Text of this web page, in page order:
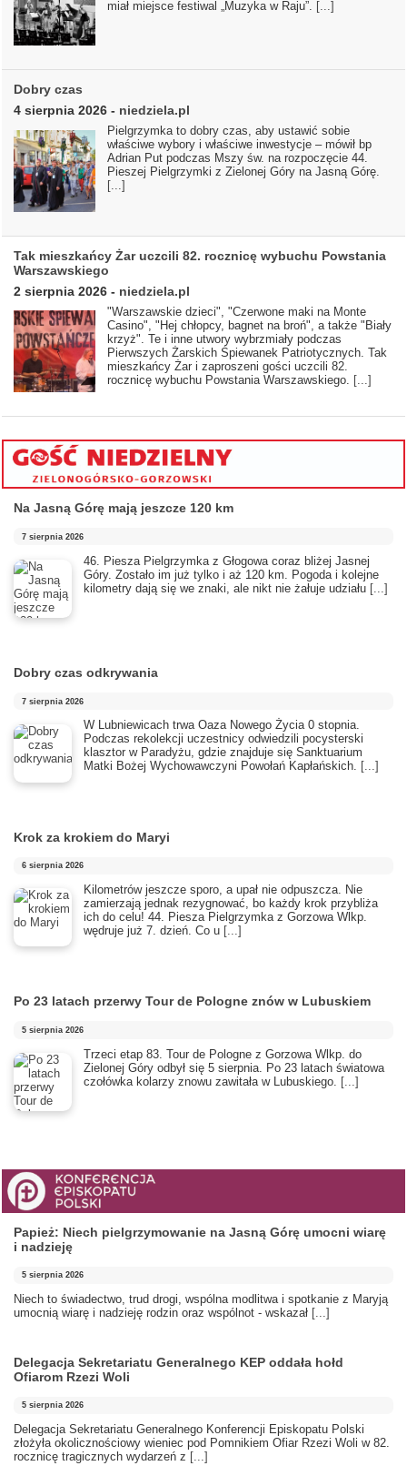
miał miejsce festiwal „Muzyka w Raju”. [...]
Dobry czas
4 sierpnia 2026 - niedziela.pl
Pielgrzymka to dobry czas, aby ustawić sobie
właściwe wybory i właściwe inwestycje – mówił bp
Adrian Put podczas Mszy św. na rozpoczęcie 44.
Pieszej Pielgrzymki z Zielonej Góry na Jasną Górę.
[...]
Tak mieszkańcy Żar uczcili 82. rocznicę wybuchu Powstania
Warszawskiego
2 sierpnia 2026 - niedziela.pl
"Warszawskie dzieci", "Czerwone maki na Monte
Casino", "Hej chłopcy, bagnet na broń", a także "Biały
krzyż". Te i inne utwory wybrzmiały podczas
Pierwszych Żarskich Śpiewanek Patriotycznych. Tak
mieszkańcy Żar i zaproszeni gości uczcili 82.
rocznicę wybuchu Powstania Warszawskiego. [...]
Na Jasną Górę mają jeszcze 120 km
7 sierpnia 2026
46. Piesza Pielgrzymka z Głogowa coraz bliżej Jasnej
Góry. Zostało im już tylko i aż 120 km. Pogoda i kolejne
kilometry dają się we znaki, ale nikt nie żałuje udziału [...]
Dobry czas odkrywania
7 sierpnia 2026
​W Lubniewicach trwa Oaza Nowego Życia 0 stopnia.
Podczas rekolekcji uczestnicy odwiedzili pocysterski
klasztor w Paradyżu, gdzie znajduje się Sanktuarium
Matki Bożej Wychowawczyni Powołań Kapłańskich. [...]
Krok za krokiem do Maryi
6 sierpnia 2026
Kilometrów jeszcze sporo, a upał nie odpuszcza. Nie
zamierzają jednak rezygnować, bo każdy krok przybliża
ich do celu! 44. Piesza Pielgrzymka z Gorzowa Wlkp.
wędruje już 7. dzień. Co u [...]
Po 23 latach przerwy Tour de Pologne znów w Lubuskiem
5 sierpnia 2026
Trzeci etap 83. Tour de Pologne z Gorzowa Wlkp. do
Zielonej Góry odbył się 5 sierpnia. Po 23 latach światowa
czołówka kolarzy znowu zawitała w Lubuskiego. [...]
Papież: Niech pielgrzymowanie na Jasną Górę umocni wiarę
i nadzieję
5 sierpnia 2026
Niech to świadectwo, trud drogi, wspólna modlitwa i spotkanie z Maryją
umocnią wiarę i nadzieję rodzin oraz wspólnot - wskazał [...]
Delegacja Sekretariatu Generalnego KEP oddała hołd
Ofiarom Rzezi Woli
5 sierpnia 2026
Delegacja Sekretariatu Generalnego Konferencji Episkopatu Polski
złożyła okolicznościowy wieniec pod Pomnikiem Ofiar Rzezi Woli w 82.
rocznicę tragicznych wydarzeń z [...]